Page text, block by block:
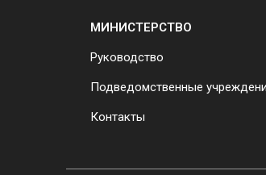
МИНИСТЕРСТВО
Руководство
Подведомственные
Контакты